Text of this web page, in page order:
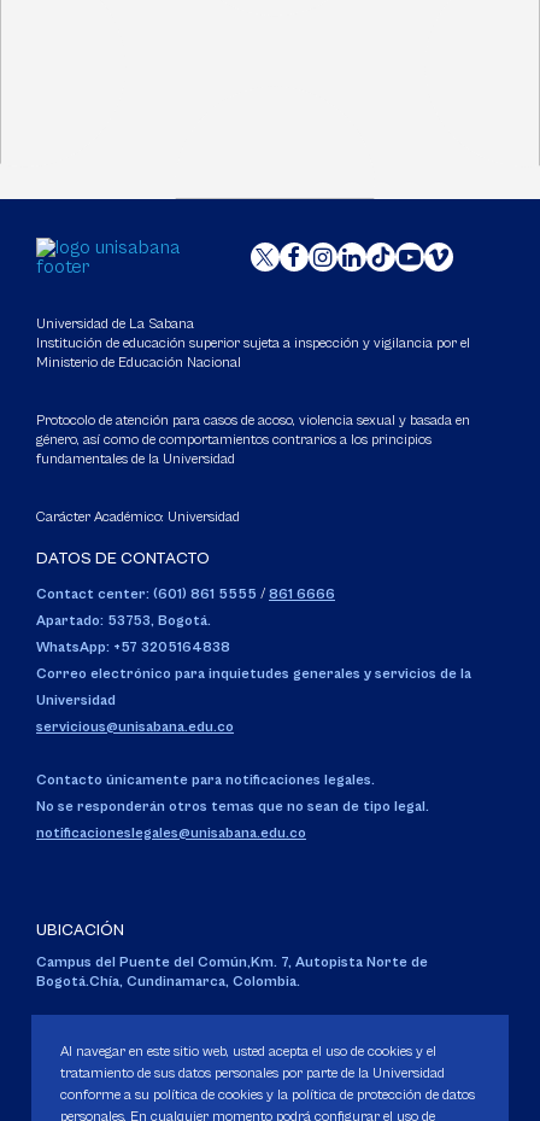
Universidad de La Sabana
Institución de educación superior sujeta a inspección y vigilancia por el
Ministerio de Educación Nacional
Protocolo de atención para casos de acoso, violencia sexual y basada en
género, así como de comportamientos contrarios a los principios
fundamentales de la Universidad
Carácter Académico: Universidad
DATOS DE CONTACTO
Contact center: (601) 861 5555 / 861 6666
Apartado: 53753, Bogotá.
WhatsApp: +57 3205164838
Correo electrónico para inquietudes generales y servicios de la
Universidad
servicious@unisabana.edu.co
Contacto únicamente para notificaciones legales.
No se responderán otros temas que no sean de tipo legal.
notificacioneslegales@unisabana.edu.co
UBICACIÓN
Campus del Puente del Común,Km. 7, Autopista Norte de
Bogotá.Chía, Cundinamarca, Colombia.
Personería Jurídica:Resolución 130 del 14 de enero de 1980.
Ministerio de Educación Nacional.
Al navegar en este sitio web, usted acepta el uso de cookies y el
tratamiento de sus datos personales por parte de la Universidad
conforme a su política de cookies y la política de protección de datos
personales. En cualquier momento podrá configurar el uso de